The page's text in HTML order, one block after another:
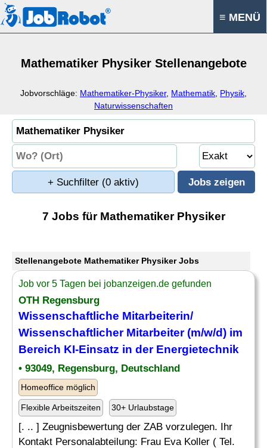
≡ MENÜ
Mathematiker Physiker Stellenangebote
Jobvorschläge: Mathematiker-Physiker, Mathematik Physik
Naturwissenschaften
+ Suchfilter (0 aktiv)
7 Jobs für Mathematiker Physiker
Stellenangebote Mathematiker Physiker Jobs
Job vor 5 Tagen bei jobanzeigen.de gefunden
OTH Regensburg
Wissenschaftliche Mitarbeiterin/
Wissenschaftlicher Mitarbeiter (m/w/d) im
Bereich KI-Einsatz in der Energietechnik
• 93049, Regensburg, Deutschland
Homeoffice möglich
Flexible Arbeitszeiten 30+ Urlaubstage
[. .. ] Zeugnisbewertung der ZAB vorzulegen. Ihr
Kontakt Personalabteilung: Frau Eva Koller ( Tel.